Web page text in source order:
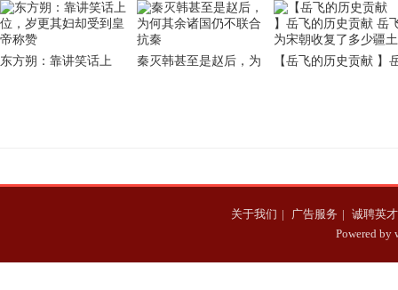
东方朔：靠讲笑话上
秦灭韩甚至是赵后，为
【岳飞的历史贡献 】
关于我们 | 广告服务 | 诚聘英才
Powered by